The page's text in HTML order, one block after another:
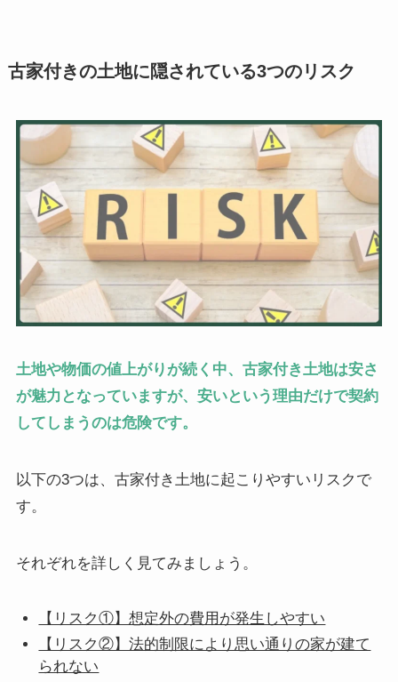
古家付きの土地に隠されている3つのリスク
土地や物価の値上がりが続く中、古家付き土地は安さ
が魅力となっていますが、安いという理由だけで契約
してしまうのは危険です。
以下の3つは、古家付き土地に起こりやすいリスクで
す。
それぞれを詳しく見てみましょう。
【リスク①】想定外の費用が発生しやすい
【リスク②】法的制限により思い通りの家が建て
られない